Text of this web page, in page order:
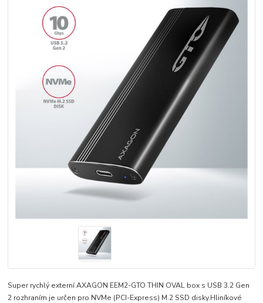
Super rychlý externí AXAGON EEM2-GTO THIN OVAL box s USB 3.2 Gen
2 rozhraním je určen pro NVMe (PCI-Express) M.2 SSD disky.Hliníkové